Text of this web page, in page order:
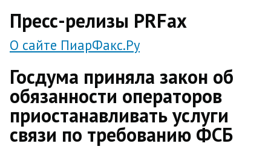
Пресс-релизы PRFax
О сайте ПиарФакс.Ру
Госдума приняла закон об
обязанности операторов
приостанавливать услуги
связи по требованию ФСБ